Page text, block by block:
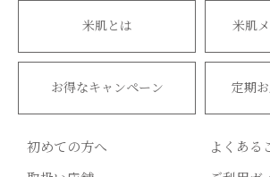
米肌とは 米肌
お得なキャンペーン 定期
初めての方へ
よくある